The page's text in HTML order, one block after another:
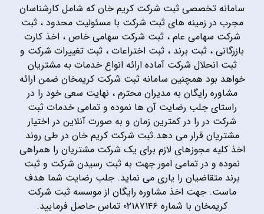
سامانه تخصصی ثبت شرکت کریم خان که شامل کارشناسان
مجرب در زمینه های ثبت شرکت با مسئولیت محدود ، ثبت
شرکت سهامی عام ، ثبت شرکت سهامی خاص ، اخذ کارت
بازرگانی ، ثبت برند ، ثبت اختراعات ، ثبت تغییرات شرکت و
ثبت انحلال شرکت آماده ارائه انواع خدمات به مشتریان
خواهد بود همچنین سامانه ثبت شرکت کریمخان ضمن ارائه
مشاوره رایگان به مدیران محترم ، نهایت سعی خود را در
راستای جلب رضایت آن ها نموده و تمامی خدمات ثبت
شرکت در را در کمترین زمان و به صورت آنلاین در اختیار
مشتریان قرار می دهد.ثبت شرکت کریم خان در طی روند
اخذ کلیه مجوزهای لازم برای یک شرکت مشتریان را همراهی
نموده و در تمامی امور جهت به ثبت رسیدن شرکت و ثبت
برند متقاضیان را یاری می نماید. جلب رضایت شما هدف
ماست. جهت اخذ مشاوره رایگان از موسسه ثبت شرکت
کریمخان با شماره ۰۲۱۸۷۱۴۶ تماس حاصل فرمایید.